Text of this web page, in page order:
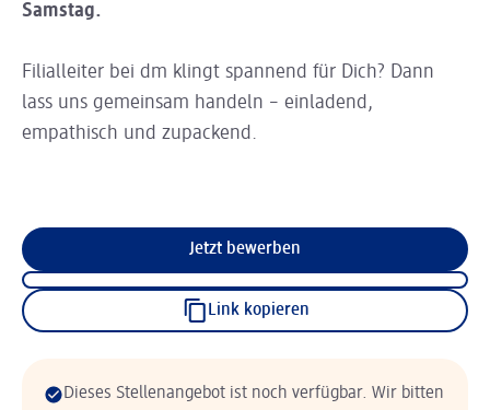
Samstag.
Filialleiter bei dm klingt spannend für Dich? Dann
lass uns gemeinsam handeln – einladend,
empathisch und zupackend.
Jetzt bewerben
Link kopieren
Dieses Stellenangebot ist noch verfügbar. Wir bitten